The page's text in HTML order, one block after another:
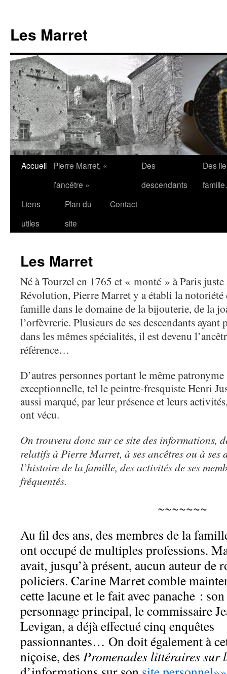
contenu
Les Marret
Accueil
Pierre Marret, «
l’ancêtre »
Des
descendants
Des
Liens
utiles
Plan du
site
Contact
Les Marret
Né à Tourzel en 1765 et « monté » à Paris juste
Révolution, Pierre Marret y a établi la notoriété
famille dans le domaine de la bijouterie, de la
l’orfèvrerie. Plusieurs de ses descendants ayant
dans les mêmes spécialités, il est devenu
référence…
D’autres personnes portant le même
exceptionnelle, tel le peintre-fresquiste Henri
aussi marqué, par leur présence et leurs
ont vécu.
On trouvera donc sur ce site des informations,
relatifs à Pierre Marret, à ses ancêtres ou à ses
l’histoire de la famille, des activités de ses
fréquentés.
~~~~~~~
Au fil des ans, des membres de la
ont occupé de multiples professions.
avait, jusqu’à présent, aucun auteur de
policiers. Carine Marret comble
cette lacune et le fait avec panache : son
personnage principal, le commissaire
Levigan, a déjà effectué cinq enquêtes
passionnantes… On doit également à
niçoise, des Promenades littéraires sur